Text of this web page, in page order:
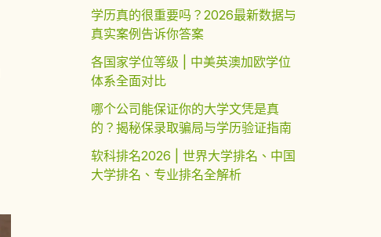
学历真的很重要吗？2026最新数据与
真实案例告诉你答案
各国家学位等级 | 中美英澳加欧学位
体系全面对比
哪个公司能保证你的大学文凭是真
的？揭秘保录取骗局与学历验证指南
软科排名2026 | 世界大学排名、中国
大学排名、专业排名全解析